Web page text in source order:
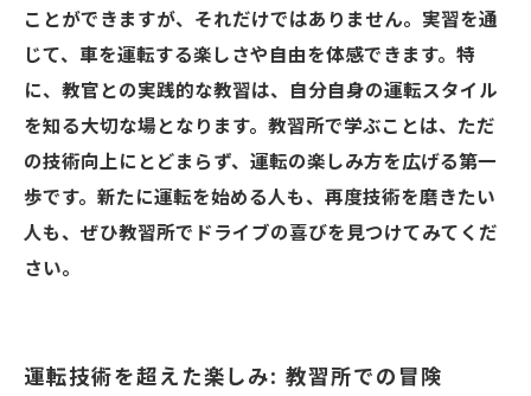
ことができますが、それだけではありません。実習を通
じて、車を運転する楽しさや自由を体感できます。特
に、教官との実践的な教習は、自分自身の運転スタイル
を知る大切な場となります。教習所で学ぶことは、ただ
の技術向上にとどまらず、運転の楽しみ方を広げる第一
歩です。新たに運転を始める人も、再度技術を磨きたい
人も、ぜひ教習所でドライブの喜びを見つけてみてくだ
さい。
運転技術を超えた楽しみ: 教習所での冒険